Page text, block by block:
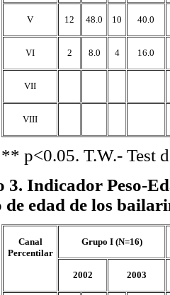
V 12 48.0 10 40.0
VI 2 8.0 4 16.0
VII
VIII
p<0.05. T.W.- Test
3. Indicador Peso-
de edad de los
Canal
Percentilar
Grupo I (N=16)
2002 2003